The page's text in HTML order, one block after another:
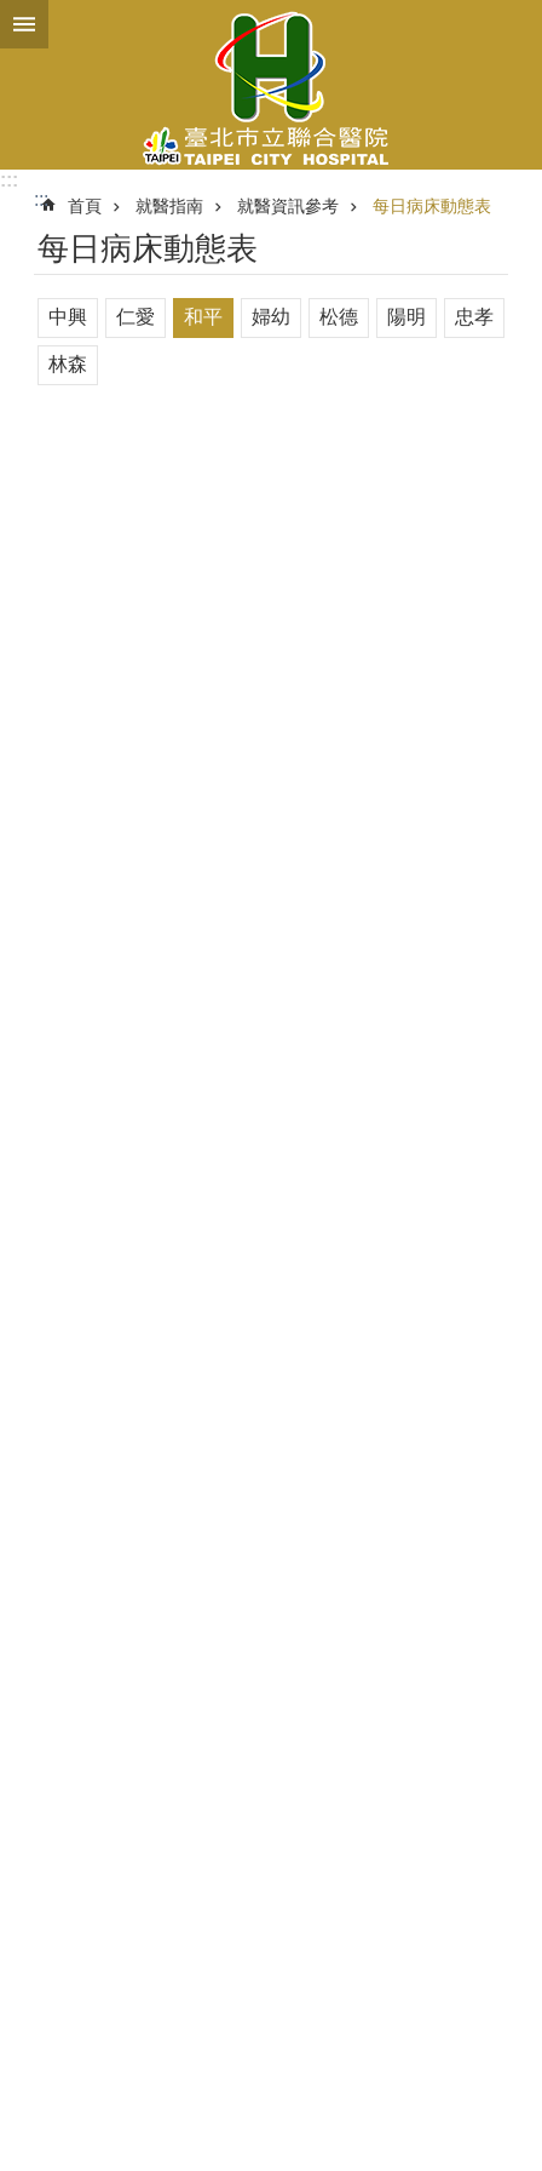
跳到主要內容區塊
:::
:::
首頁 就醫指南 就醫資訊參考 每日病床動態表
每日病床動態表
中興 仁愛 和平 婦幼 松德 陽明 忠孝
林森